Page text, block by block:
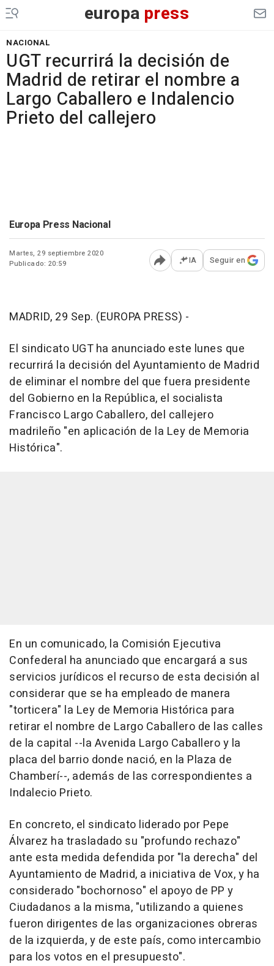
europa press
NACIONAL
UGT recurrirá la decisión de
Madrid de retirar el nombre a
Largo Caballero e Indalencio
Prieto del callejero
Europa Press Nacional
Martes, 29 septiembre 2020
Publicado: 20:59
Abrir opciones para
IA Seguir en
MADRID, 29 Sep. (EUROPA PRESS) -
El sindicato UGT ha anunciado este lunes que
recurrirá la decisión del Ayuntamiento de Madrid
de eliminar el nombre del que fuera presidente
del Gobierno en la República, el socialista
Francisco Largo Caballero, del callejero
madrileño "en aplicación de la Ley de Memoria
Histórica".
En un comunicado, la Comisión Ejecutiva
Confederal ha anunciado que encargará a sus
servicios jurídicos el recurso de esta decisión al
considerar que se ha empleado de manera
"torticera" la Ley de Memoria Histórica para
retirar el nombre de Largo Caballero de las calles
de la capital --la Avenida Largo Caballero y la
placa del barrio donde nació, en la Plaza de
Chamberí--, además de las correspondientes a
Indalecio Prieto.
En concreto, el sindicato liderado por Pepe
Álvarez ha trasladado su "profundo rechazo"
ante esta medida defendida por "la derecha" del
Ayuntamiento de Madrid, a iniciativa de Vox, y ha
considerado "bochornoso" el apoyo de PP y
Ciudadanos a la misma, "utilizando a quienes
fueron dirigentes de las organizaciones obreras
de la izquierda, y de este país, como intercambio
para los votos en el presupuesto".